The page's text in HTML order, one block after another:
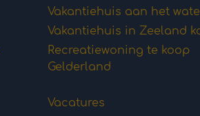
Vakantiehuis aan het
Vakantiehuis in Zeeland
Recreatiewoning te koop
Gelderland
Vacatures